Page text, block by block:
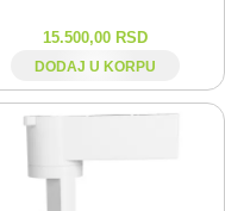
15.500,00 RSD
DODAJ U KORPU